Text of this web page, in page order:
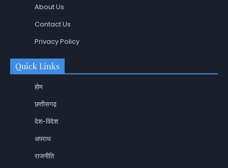
About Us
Contact Us
Privacy Policy
Quick Links
होम
छत्तीसगढ़
देश-विदेश
अपराध
राजनीति